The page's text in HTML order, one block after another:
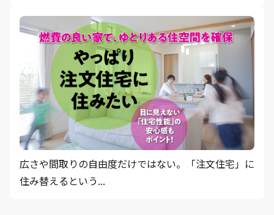
広さや間取りの自由度だけではない。「注文住宅」に
住み替えるという...